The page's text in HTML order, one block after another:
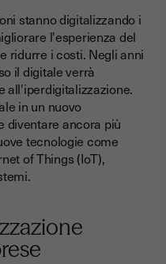
stanno digitalizzando i
l'esperienza del
ridurre i costi. Negli anni
il digitale verrà
all'iperdigitalizzazione.
in un nuovo
diventare ancora più
tecnologie come
of Things (IoT),